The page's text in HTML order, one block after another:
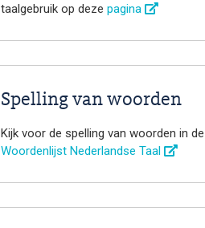
taalgebruik op deze pagina
Spelling van woorden
Kijk voor de spelling van woorden in de
Woordenlijst Nederlandse Taal